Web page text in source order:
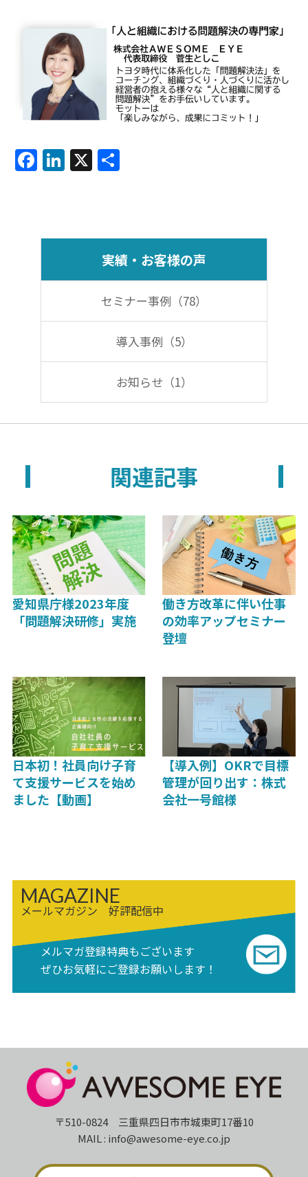
F
a
b
o
k
Li
n
dI
X 共
実績・お客様の声
セミナー事例（78）
導入事例（5）
お知らせ（1）
関連記事
愛知県庁様2023年度
「問題解決研修」実施
働き方改革に伴い仕事
の効率アップセミナー
登壇
日本初！社員向け子育
て支援サービスを始め
ました【動画】
【導入例】OKRで目標
管理が回り出す：株式
会社一号館様
MAGAZINE
メールマガジン 好評配信中
メルマガ登録特典もございます
ぜひお気軽にご登録お願いします！
〒510-0824 三重県四日市市城東町17番10
MAIL : info@awesome-eye.co.jp